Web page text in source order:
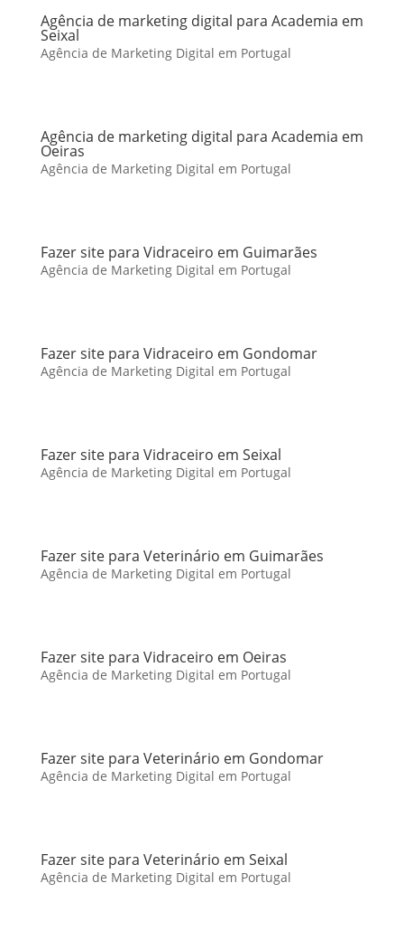
Agência de marketing digital para Academia em
Seixal
Agência de Marketing Digital em Portugal
Agência de marketing digital para Academia em
Oeiras
Agência de Marketing Digital em Portugal
Fazer site para Vidraceiro em Guimarães
Agência de Marketing Digital em Portugal
Fazer site para Vidraceiro em Gondomar
Agência de Marketing Digital em Portugal
Fazer site para Vidraceiro em Seixal
Agência de Marketing Digital em Portugal
Fazer site para Veterinário em Guimarães
Agência de Marketing Digital em Portugal
Fazer site para Vidraceiro em Oeiras
Agência de Marketing Digital em Portugal
Fazer site para Veterinário em Gondomar
Agência de Marketing Digital em Portugal
Fazer site para Veterinário em Seixal
Agência de Marketing Digital em Portugal